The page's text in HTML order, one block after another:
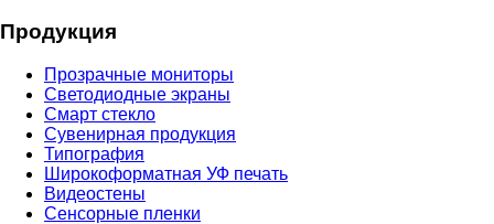
Продукция
Прозрачные мониторы
Светодиодные экраны
Смарт стекло
Сувенирная продукция
Типография
Широкоформатная УФ печать
Видеостены
Сенсорные пленки